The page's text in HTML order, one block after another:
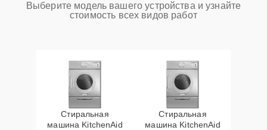
Выберите модель вашего устройства и узнайте
стоимость всех видов работ
Стиральная
машина KitchenAid
Стиральная
машина KitchenAid